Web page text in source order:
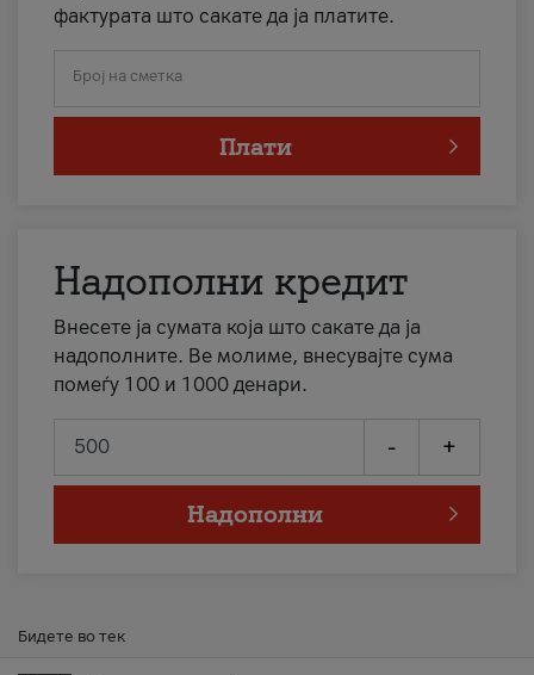
фактурата што сакате да ја платите.
Број на сметка
Плати
Надополни кредит
Внесете ја сумата која што сакате да ја
надополните. Ве молиме, внесувајте сума
помеѓу 100 и 1000 денари.
- +
Надополни
Бидете во тек